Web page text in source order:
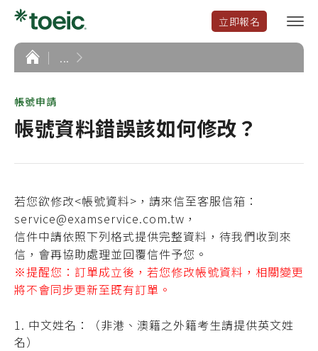
立即報名
選
單
首
頁
...
帳號申請
帳號資料錯誤該如何修改？
若您欲修改<帳號資料>，請來信至客服信箱：
service@examservice.com.tw，
信件中請依照下列格式提供完整資料，待我們收到來
信，會再協助處理並回覆信件予您。
※提醒您：訂單成立後，若您修改帳號資料，相關變更
將不會同步更新至既有訂單。
中文姓名：（非港、澳籍之外籍考生請提供英文姓
名）